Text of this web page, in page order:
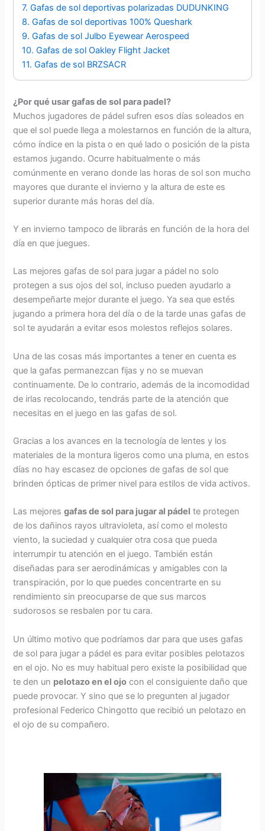
7. Gafas de sol deportivas polarizadas DUDUNKING
8. Gafas de sol deportivas 100% Queshark
9. Gafas de sol Julbo Eyewear Aerospeed
10. Gafas de sol Oakley Flight Jacket
11. Gafas de sol BRZSACR
¿Por qué usar gafas de sol para padel?
Muchos jugadores de pádel sufren esos días soleados en
que el sol puede llega a molestarnos en función de la altura,
cómo índice en la pista o en qué lado o posición de la pista
estamos jugando. Ocurre habitualmente o más
comúnmente en verano donde las horas de sol son mucho
mayores que durante el invierno y la altura de este es
superior durante más horas del día.
Y en invierno tampoco de librarás en función de la hora del
día en que juegues.
Las mejores gafas de sol para jugar a pádel no solo
protegen a sus ojos del sol, incluso pueden ayudarlo a
desempeñarte mejor durante el juego. Ya sea que estés
jugando a primera hora del día o de la tarde unas gafas de
sol te ayudarán a evitar esos molestos reflejos solares.
Una de las cosas más importantes a tener en cuenta es
que la gafas permanezcan fijas y no se muevan
continuamente. De lo contrario, además de la incomodidad
de irlas recolocando, tendrás parte de la atención que
necesitas en el juego en las gafas de sol.
Gracias a los avances en la tecnología de lentes y los
materiales de la montura ligeros como una pluma, en estos
días no hay escasez de opciones de gafas de sol que
brinden ópticas de primer nivel para estilos de vida activos.
Las mejoresgafas de sol para jugar al pádel te protegen
de los dañinos rayos ultravioleta, así como el molesto
viento, la suciedad y cualquier otra cosa que pueda
interrumpir tu atención en el juego. También están
diseñadas para ser aerodinámicas y amigables con la
transpiración, por lo que puedes concentrarte en su
rendimiento sin preocuparse de que sus marcos
sudorosos se resbalen por tu cara.
Un último motivo que podríamos dar para que uses gafas
de sol para jugar a pádel es para evitar posibles pelotazos
en el ojo. No es muy habitual pero existe la posibilidad que
te den un pelotazo en el ojo con el consiguiente daño que
puede provocar. Y sino que se lo pregunten al jugador
profesional Federico Chingotto que recibió un pelotazo en
el ojo de su compañero.